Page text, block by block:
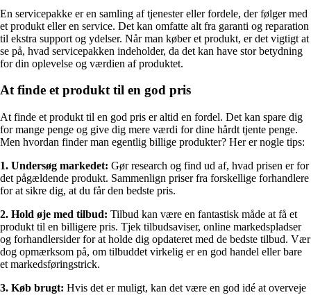
En servicepakke er en samling af tjenester eller fordele, der følger med
et produkt eller en service. Det kan omfatte alt fra garanti og reparation
til ekstra support og ydelser. Når man køber et produkt, er det vigtigt at
se på, hvad servicepakken indeholder, da det kan have stor betydning
for din oplevelse og værdien af produktet.
At finde et produkt til en god pris
At finde et produkt til en god pris er altid en fordel. Det kan spare dig
for mange penge og give dig mere værdi for dine hårdt tjente penge.
Men hvordan finder man egentlig billige produkter? Her er nogle tips:
1. Undersøg markedet: Gør research og find ud af, hvad prisen er for
det pågældende produkt. Sammenlign priser fra forskellige forhandlere
for at sikre dig, at du får den bedste pris.
2. Hold øje med tilbud: Tilbud kan være en fantastisk måde at få et
produkt til en billigere pris. Tjek tilbudsaviser, online markedspladser
og forhandlersider for at holde dig opdateret med de bedste tilbud. Vær
dog opmærksom på, om tilbuddet virkelig er en god handel eller bare
et markedsføringstrick.
3. Køb brugt: Hvis det er muligt, kan det være en god idé at overveje